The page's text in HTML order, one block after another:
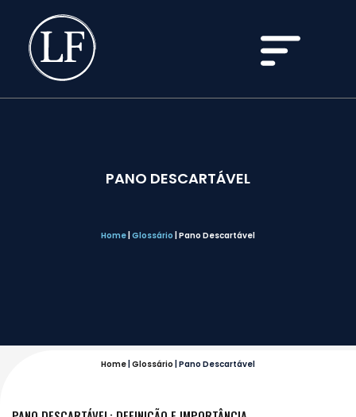
PANO DESCARTÁVEL
Home Glossário Pano Descartável
Home Glossário Pano Descartável